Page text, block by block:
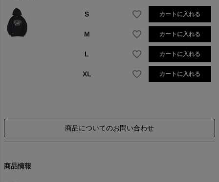
S カートに入れる
M カートに入れる
L カートに入れる
XL カートに入れる
商品についてのお問い合わせ
商品情報